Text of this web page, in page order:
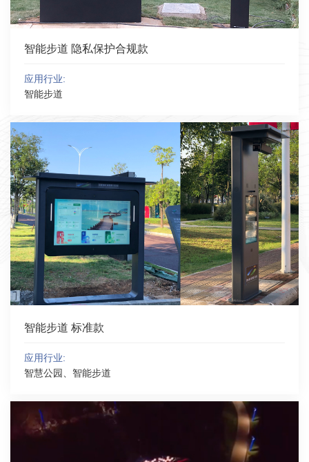
智能步道 隐私保护合规款
应用行业:
智能步道
智能步道 标准款
应用行业:
智慧公园、智能步道